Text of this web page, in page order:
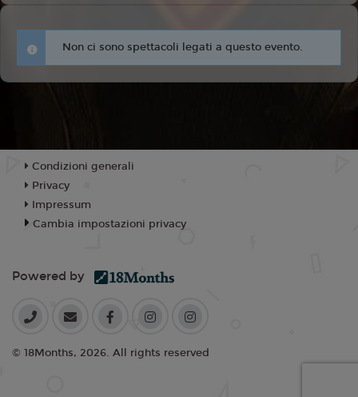
Non ci sono spettacoli legati a questo evento.
Condizioni generali
Privacy
Impressum
Cambia impostazioni privacy
Powered by
© 18Months, 2026. All rights reserved